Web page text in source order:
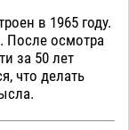
в 1965 году.
После осмотра
за 50 лет
что делать